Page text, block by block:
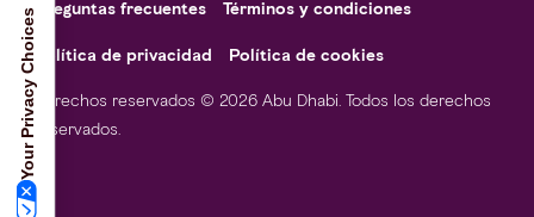
Preguntas frecuentes Términos y condiciones
Política de privacidad Política de cookies
Derechos reservados © 2026 Abu Dhabi. Todos los derechos
reservados.
Your Privacy Choices